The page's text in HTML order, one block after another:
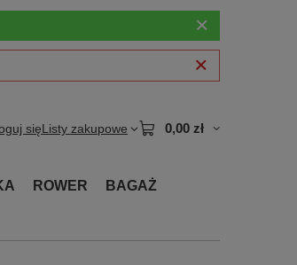
sięListy zakupowe 0,00 zł
ROWER
BAGAŻ